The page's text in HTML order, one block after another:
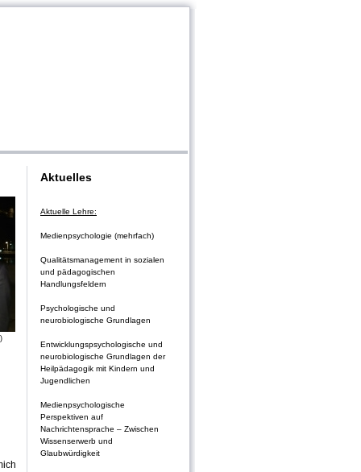
Aktuelles
Aktuelle Lehre:
Medienpsychologie (mehrfach)
Qualitätsmanagement in sozialen
und pädagogischen
Handlungsfeldern
Psychologische und
neurobiologische Grundlagen
Entwicklungspsychologische und
neurobiologische Grundlagen der
Heilpädagogik mit Kindern und
Jugendlichen
Medienpsychologische
Perspektiven auf
Nachrichtensprache – Zwischen
Wissenserwerb und
Glaubwürdigkeit